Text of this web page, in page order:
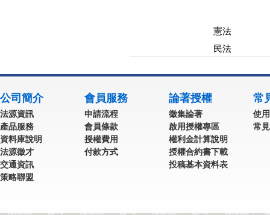
憲法
民法
公司簡介
法源資訊
產品服務
資料庫說明
法源徵才
交通資訊
策略聯盟
會員服務
申請流程
會員條款
授權費用
付款方式
論著授權
徵集論著
啟用授權專區
權利金計算說明
授權合約書下載
投稿基本資料表
常
使
常